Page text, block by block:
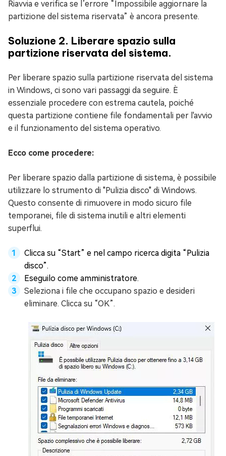
Riavvia e verifica se l’errore “Impossibile aggiornare la
partizione del sistema riservata” è ancora presente.
Soluzione 2. Liberare spazio sulla
partizione riservata del sistema.
Per liberare spazio sulla partizione riservata del sistema
in Windows, ci sono vari passaggi da seguire. È
essenziale procedere con estrema cautela, poiché
questa partizione contiene file fondamentali per l'avvio
e il funzionamento del sistema operativo.
Ecco come procedere:
Per liberare spazio dalla partizione di sistema, è possibile
utilizzare lo strumento di "Pulizia disco" di Windows.
Questo consente di rimuovere in modo sicuro file
temporanei, file di sistema inutili e altri elementi
superflui.
Clicca su “Start” e nel campo ricerca digita “Pulizia
disco”.
Eseguilo come amministratore.
Seleziona i file che occupano spazio e desideri
eliminare. Clicca su “OK”.